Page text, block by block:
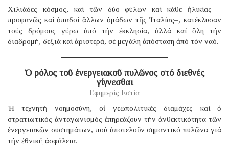
Χιλιάδες κόσμος, καί τῶν δύο φύλων καί κάθε ἡλικίας –
προφανῶς καί ὀπαδοί ἄλλων ὁμάδων τῆς Ἰταλίας–, κατέκλυσαν
τούς δρόμους γύρω ἀπό τήν ἐκκλησία, ἀλλά καί ὅλη τήν
διαδρομή, δεξιά καί ἀριστερά, σέ μεγάλη ἀπόσταση ἀπό τόν ναό.
Ὁ ρόλος τοῦ ἐνεργειακοῦ πυλῶνος στό διεθνές
γίγνεσθαι
Εφημερίς Εστία
Ἡ τεχνητή νοημοσύνη, οἱ γεωπολιτικές διαμάχες καί ὁ
στρατιωτικός ἀνταγωνισμός ἐπηρεάζουν τήν ἀνθεκτικότητα τῶν
ἐνεργειακῶν συστημάτων, πού ἀποτελοῦν σημαντικό πυλῶνα γιά
τήν ἐθνική ἀσφάλεια.